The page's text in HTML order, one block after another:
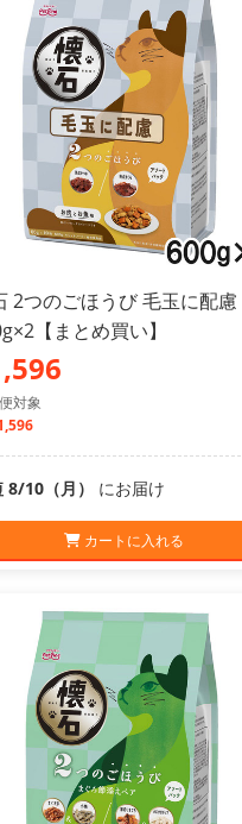
2つのごほうび 毛玉に配慮
【まとめ買い】
対象
8/10（月） にお届け
カートに入れる